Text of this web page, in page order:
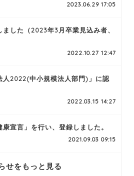
2023.06.29 17:05
した（2023年3月卒業見込み者、
2022.10.27 12:47
人2022(中小規模法人部門)」に認
2022.03.15 14:27
宣言」を行い、登録しました。
2021.09.03 09:15
せをもっと見る